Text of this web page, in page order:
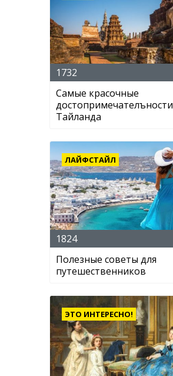
1732
Самые красочные
достопримечателъности
Тайланда
ЛАЙФСТАЙЛ
1824
Полезные советы для
путешественников
ЭТО ИНТЕРЕСНО!